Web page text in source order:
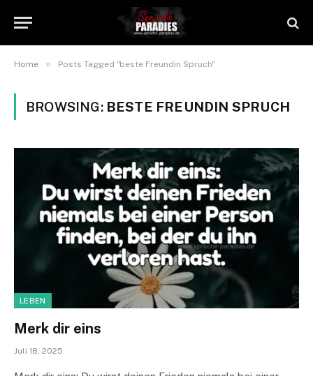
Home » Posts Tagged "beste Freundin Spruch"
BROWSING: BESTE FREUNDIN SPRUCH
LEBEN
Merk dir eins
Juli 18, 2025